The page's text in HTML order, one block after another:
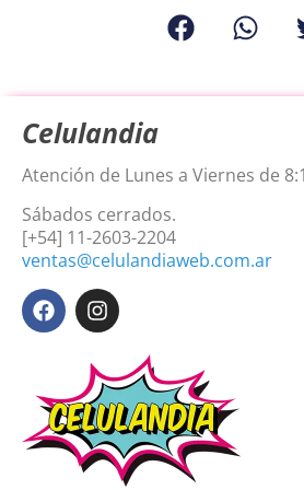
Celulandia
Atención de Lunes a Viernes de
Sábados cerrados.
[+54] 11-2603-2204
ventas@celulandiaweb.com.ar